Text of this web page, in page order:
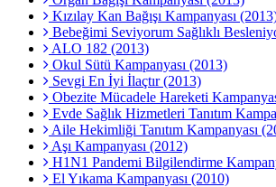
Kızılay Kan Bağışı Kampanyası
Bebeğimi Seviyorum Sağlıklı
ALO 182 (2013)
Okul Sütü Kampanyası (2013)
Sevgi En İyi İlaçtır (2013)
Obezite Mücadele Hareketi
Evde Sağlık Hizmetleri Tanıtım
Aile Hekimliği Tanıtım Kampanyası
Aşı Kampanyası (2012)
H1N1 Pandemi Bilgilendirme
El Yıkama Kampanyası (2010)